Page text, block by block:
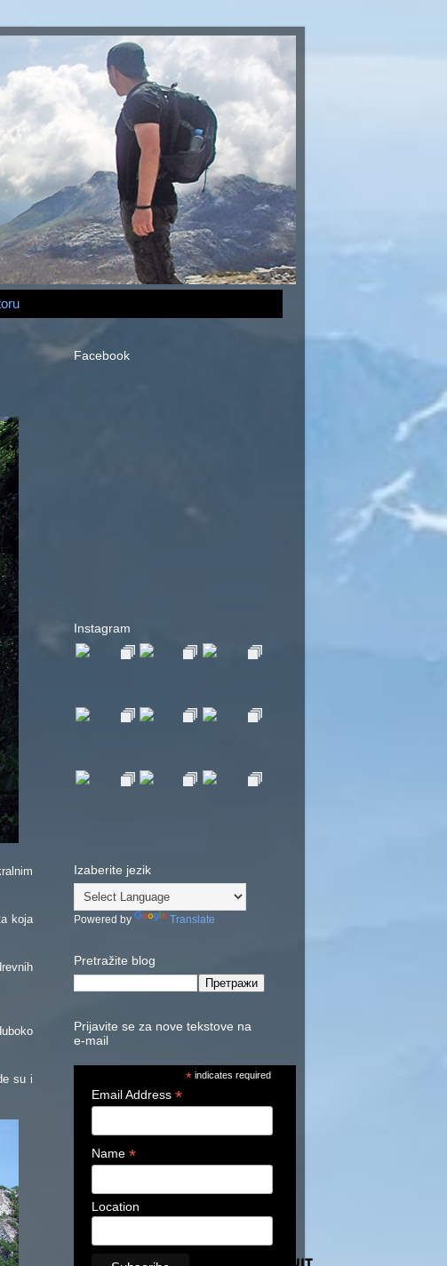
koja
su i
Facebook
Instagram
Izaberite jezik
Powered by Translate
Pretražite blog
Prijavite se za nove tekstove na
e-mail
*indicates required
Email Address *
Name *
Location